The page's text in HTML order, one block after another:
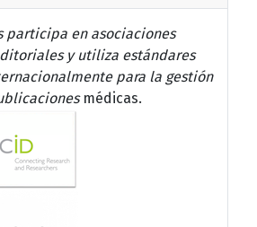
participa en asociaciones
y utiliza estándares
para la gestión
médicas.